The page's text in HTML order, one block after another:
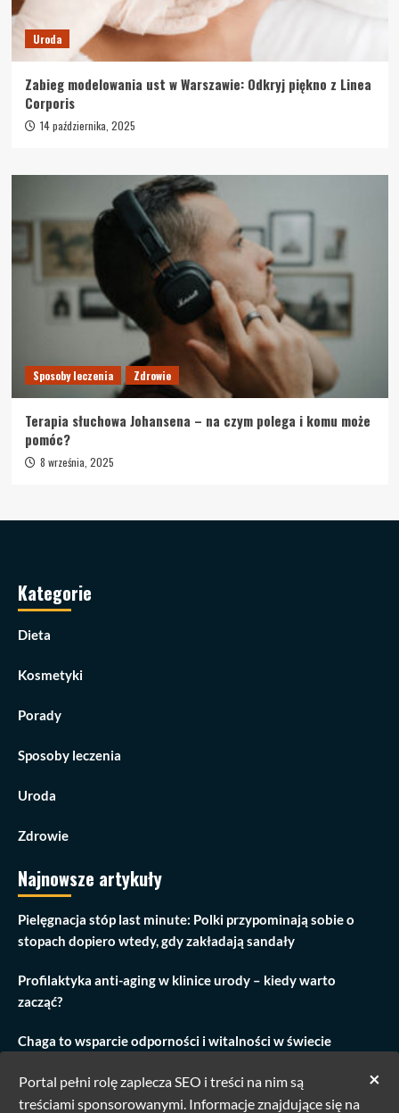
×
Portal pełni rolę zaplecza SEO i treści na nim są
treściami sponsorowanymi. Informacje znajdujące się na
Uroda
Zabieg modelowania ust w Warszawie: Odkryj piękno z Linea
Corporis
14 października, 2025
Sposoby leczenia Zdrowie
Terapia słuchowa Johansena – na czym polega i komu może
pomóc?
8 września, 2025
Kategorie
Dieta
Kosmetyki
Porady
Sposoby leczenia
Uroda
Zdrowie
Najnowsze artykuły
Pielęgnacja stóp last minute: Polki przypominają sobie o
stopach dopiero wtedy, gdy zakładają sandały
Profilaktyka anti-aging w klinice urody – kiedy warto
zacząć?
Chaga to wsparcie odporności i witalności w świecie
Zabieg modelowania ust w Warszawie: Odkryj piękno z